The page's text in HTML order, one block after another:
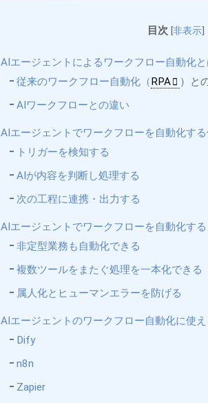
目次 [非表示]
AIエージェントによるワークフロー自動化
従来のワークフロー自動化（RPA
）と
AIワークフローとの違い
AIエージェントでワークフローを自動化す
トリガーを検知する
AIが内容を判断し処理する
次の工程に連携・出力する
AIエージェントでワークフローを自動化す
非定型業務も自動化できる
複数ツールをまたぐ処理を一本化できる
属人化とヒューマンエラーを防げる
AIエージェントのワークフロー自動化に使
Dify
n8n
Zapier